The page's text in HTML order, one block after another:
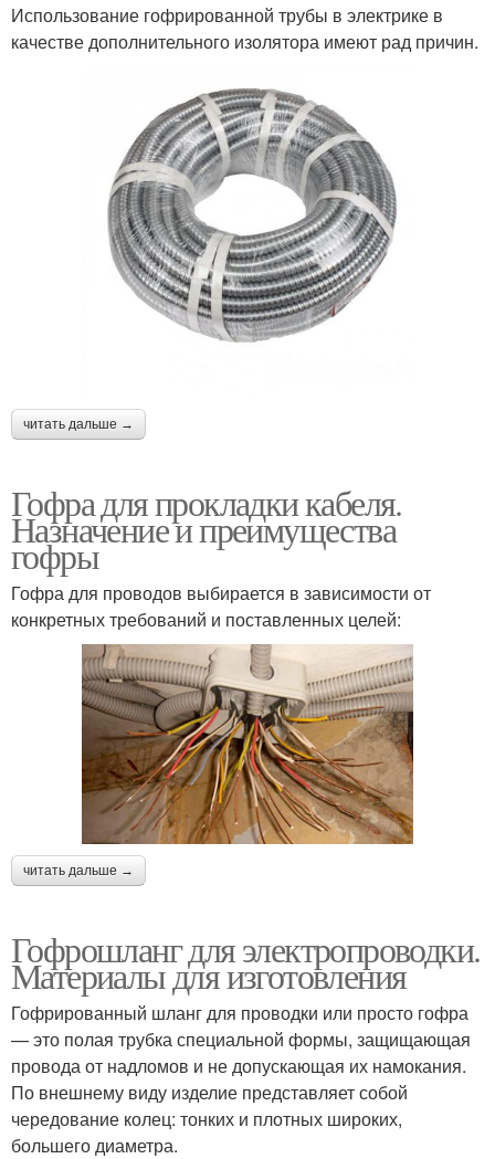
Использование гофрированной трубы в электрике в
качестве дополнительного изолятора имеют рад причин.
читать дальше →
Гофра для прокладки кабеля.
Назначение и преимущества
гофры
Гофра для проводов выбирается в зависимости от
конкретных требований и поставленных целей:
читать дальше →
Гофрошланг для электропроводки.
Материалы для изготовления
Гофрированный шланг для проводки или просто гофра
— это полая трубка специальной формы, защищающая
провода от надломов и не допускающая их намокания.
По внешнему виду изделие представляет собой
чередование колец: тонких и плотных широких,
большего диаметра.